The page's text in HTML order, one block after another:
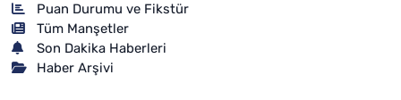
Puan Durumu ve Fikstür
Tüm Manşetler
Son Dakika Haberleri
Haber Arşivi